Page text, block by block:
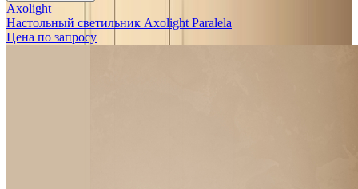
Axolight
Настольный светильник Axolight Paralela
Цена по запросу